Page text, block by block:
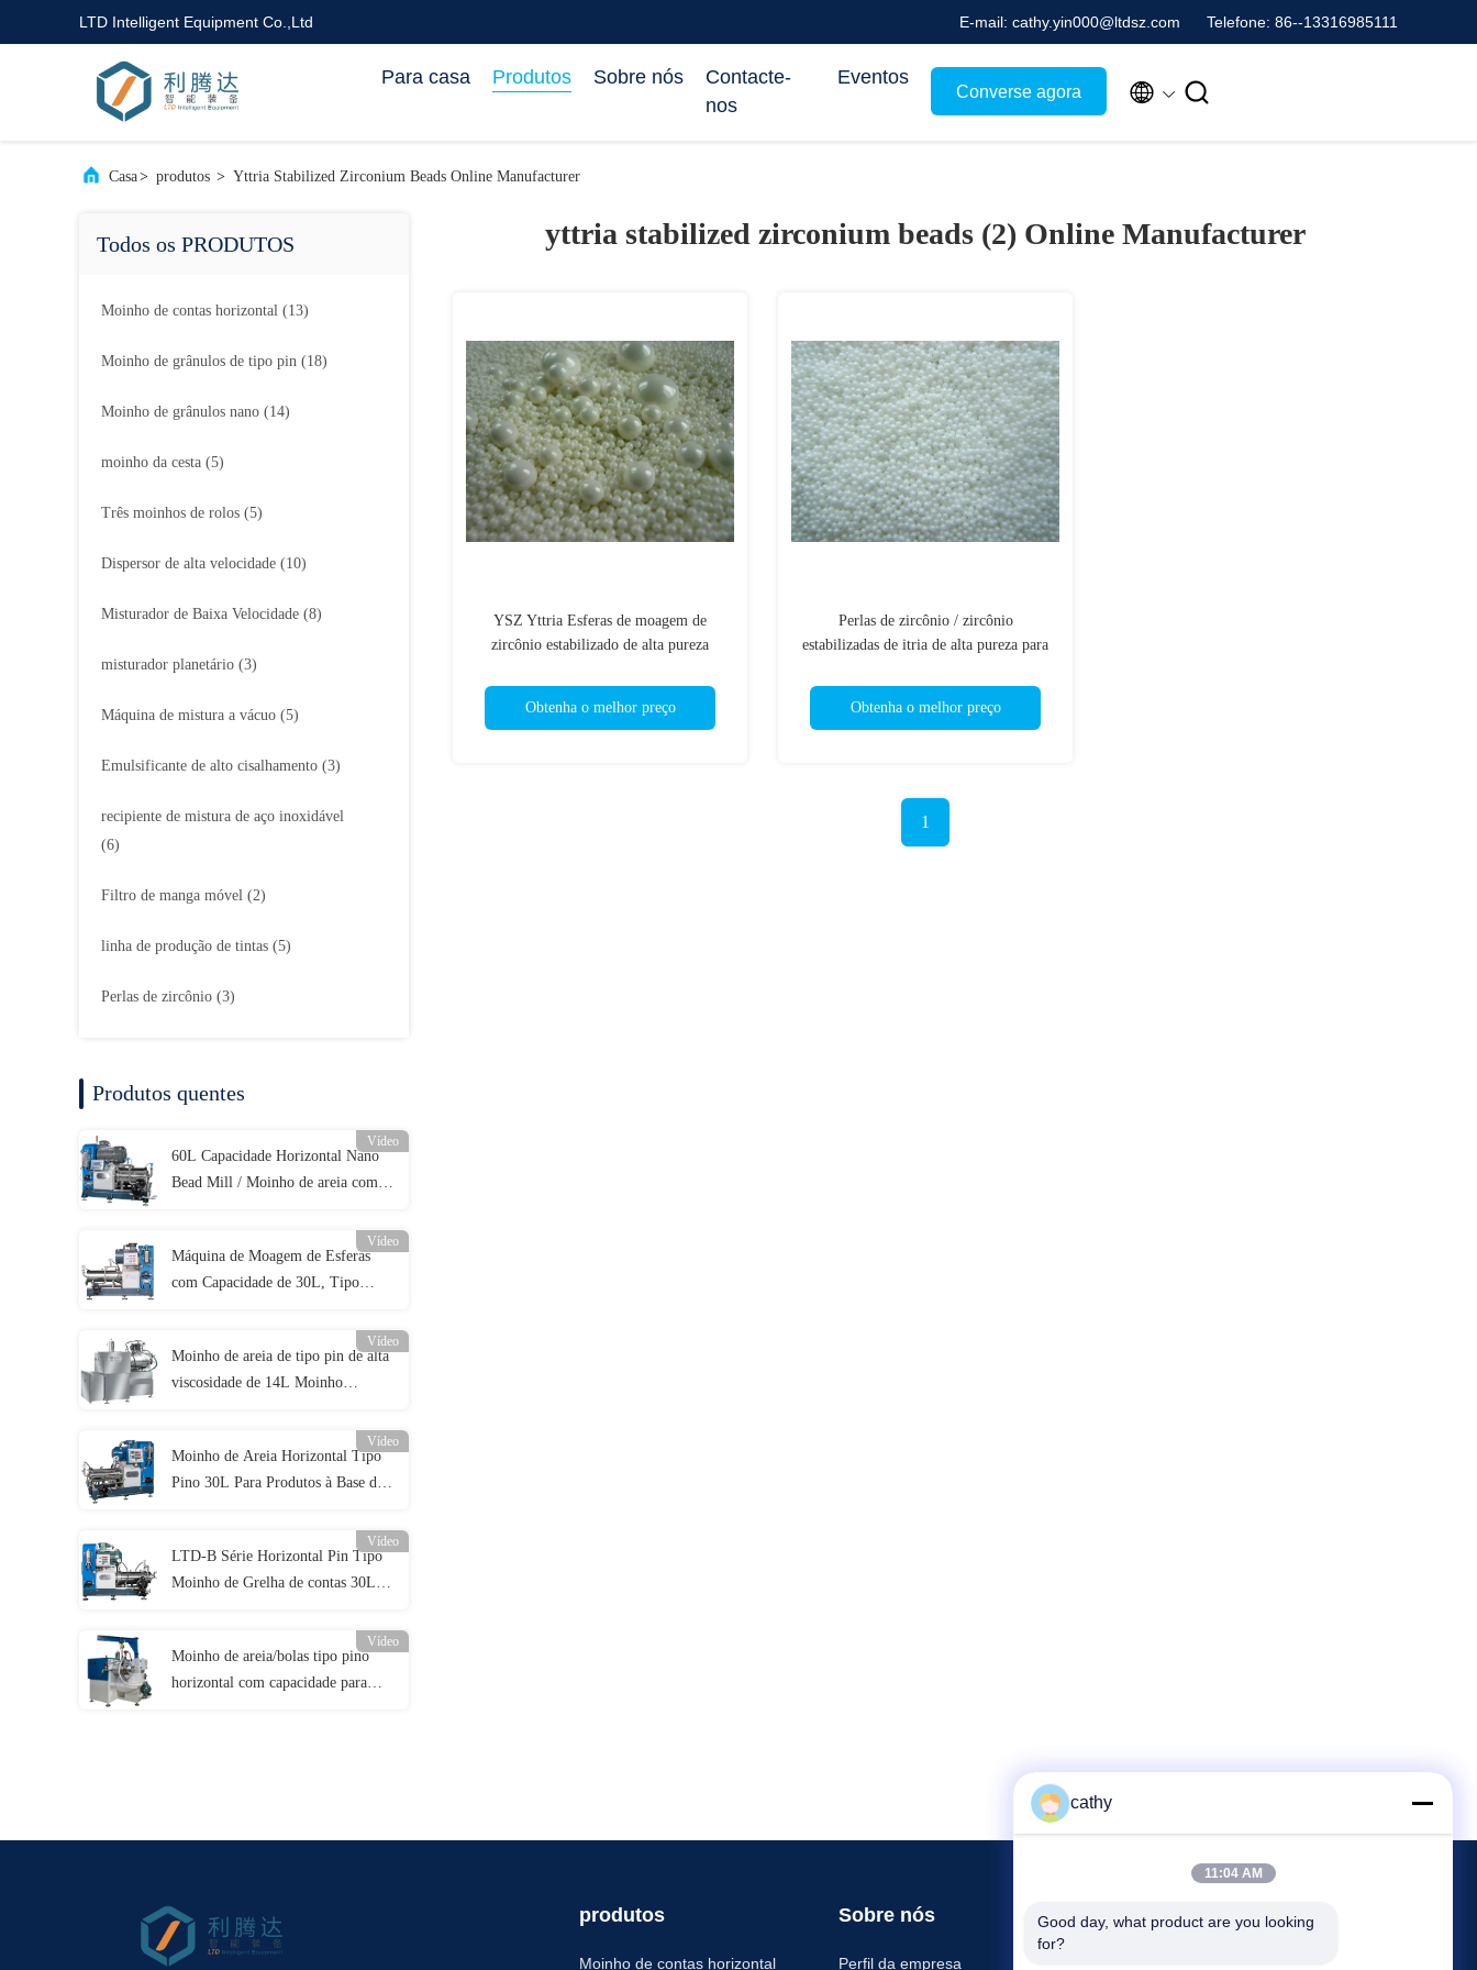
LTD Intelligent Equipment Co.,Ltd E-mail: cathy.yin000@ltdsz.com Telefone: 86--13316985111
Para casa Produtos Sobre nós
Contacte-
nos
Eventos
Converse agora  
Casa> produtos > Yttria Stabilized Zirconium Beads Online Manufacturer
Todos os PRODUTOS
Moinho de contas horizontal (13)
Moinho de grânulos de tipo pin (18)
Moinho de grânulos nano (14)
moinho da cesta (5)
Três moinhos de rolos (5)
Dispersor de alta velocidade (10)
Misturador de Baixa Velocidade (8)
misturador planetário (3)
Máquina de mistura a vácuo (5)
Emulsificante de alto cisalhamento (3)
recipiente de mistura de aço inoxidável
(6)
Filtro de manga móvel (2)
linha de produção de tintas (5)
Perlas de zircônio (3)
Produtos quentes
Vídeo
60L Capacidade Horizontal Nano
Bead Mill / Moinho de areia com
Vídeo
Máquina de Moagem de Esferas
com Capacidade de 30L, Tipo
Horizontal de Areia para Tinta Vídeo
Moinho de areia de tipo pin de alta
viscosidade de 14L Moinho
Vídeo
Moinho de Areia Horizontal Tipo
Pino 30L Para Produtos à Base de
Vídeo
LTD-B Série Horizontal Pin Tipo
Moinho de Grelha de contas 30L
Vídeo
Moinho de areia/bolas tipo pino
horizontal com capacidade para
yttria stabilized zirconium beads (2) Online Manufacturer
YSZ Yttria Esferas de moagem de
zircônio estabilizado de alta pureza
Obtenha o melhor preço
Perlas de zircônio / zircônio
estabilizadas de itria de alta pureza para
Obtenha o melhor preço
1
produtos
Moinho de contas horizontal
Sobre nós
Perfil da empresa
Eventos
Converse agora
cathy
11:04 AM
Good day, what product are you looking
for?